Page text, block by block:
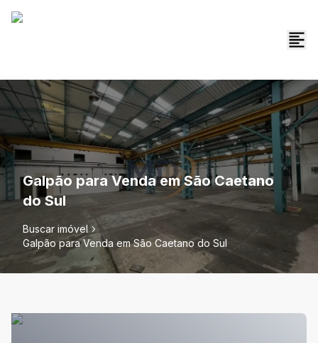
Galpão para Venda em São Caetano
do Sul
Buscar imóvel
Galpão para Venda em São Caetano do Sul